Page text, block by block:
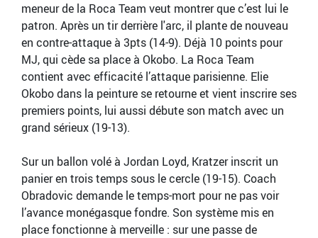
meneur de la Roca Team veut montrer que c’est lui le
patron. Après un tir derrière l'arc, il plante de nouveau
en contre-attaque à 3pts (14-9). Déjà 10 points pour
MJ, qui cède sa place à Okobo. La Roca Team
contient avec efficacité l’attaque parisienne. Elie
Okobo dans la peinture se retourne et vient inscrire ses
premiers points, lui aussi débute son match avec un
grand sérieux (19-13).
Sur un ballon volé à Jordan Loyd, Kratzer inscrit un
panier en trois temps sous le cercle (19-15). Coach
Obradovic demande le temps-mort pour ne pas voir
l’avance monégasque fondre. Son système mis en
place fonctionne à merveille : sur une passe de